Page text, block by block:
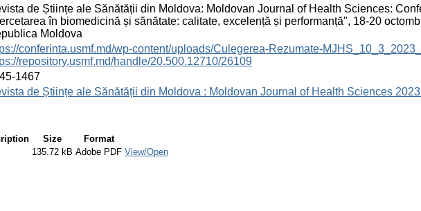
de Științe ale Sănătății din Moldova: Moldovan Journal of Health Sciences:
în biomedicină și sănătate: calitate, excelență și performanță", 18-20
Moldova
conferinta.usmf.md/wp-content/uploads/Culegerea-Rezumate-
repository.usmf.md/handle/20.500.12710/26109
1467
de Științe ale Sănătății din Moldova : Moldovan Journal of Health Sciences
Size
Format
135.72 kB Adobe PDF View/Open